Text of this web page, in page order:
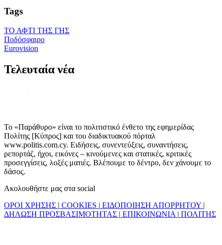
Tags
ΤΟ ΑΦΤΙ ΤΗΣ ΓΗΣ
Ποδόσφαιρο
Eurovision
Τελευταία νέα
Το «Παράθυρο» είναι το πολιτιστικό ένθετο της εφημερίδας
Πολίτης [Κύπρος] και του διαδικτυακού πόρταλ
www.politis.com.cy. Ειδήσεις, συνεντεύξεις, συναντήσεις,
ρεπορτάζ, ήχοι, εικόνες – κινούμενες και στατικές, κριτικές
προσεγγίσεις, λοξές ματιές. Βλέπουμε το δέντρο, δεν χάνουμε το
δάσος.
Ακολουθήστε μας στα social
ΟΡΟΙ ΧΡΗΣΗΣ | COOKIES | ΕΙΔΟΠΟΙΗΣΗ ΑΠΟΡΡΗΤΟΥ |
ΔΗΛΩΣΗ ΠΡΟΣΒΑΣΙΜΟΤΗΤΑΣ | ΕΠΙΚΟΙΝΩΝΙΑ | ΠΟΛΙΤΗΣ